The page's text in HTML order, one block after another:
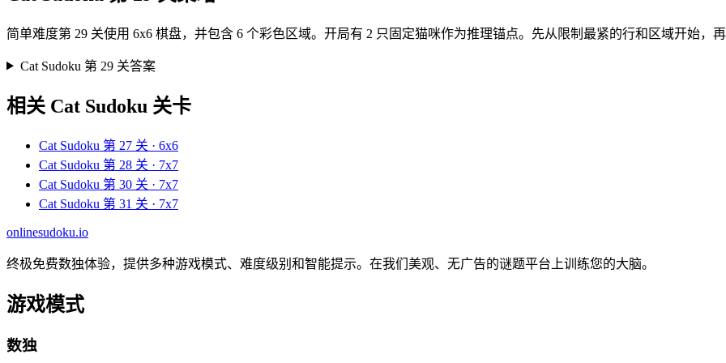
简单难度第 29 关使用 6x6 棋盘，并包含 6 个彩色区域。开局有 2 只固定猫咪作为推理锚点。先从限制最紧的行和区域开始，再
Cat Sudoku 第 29 关答案
相关 Cat Sudoku 关卡
Cat Sudoku 第 27 关 · 6x6
Cat Sudoku 第 28 关 · 7x7
Cat Sudoku 第 30 关 · 7x7
Cat Sudoku 第 31 关 · 7x7
onlinesudoku.io
终极免费数独体验，提供多种游戏模式、难度级别和智能提示。在我们美观、无广告的谜题平台上训练您的大脑。
游戏模式
数独